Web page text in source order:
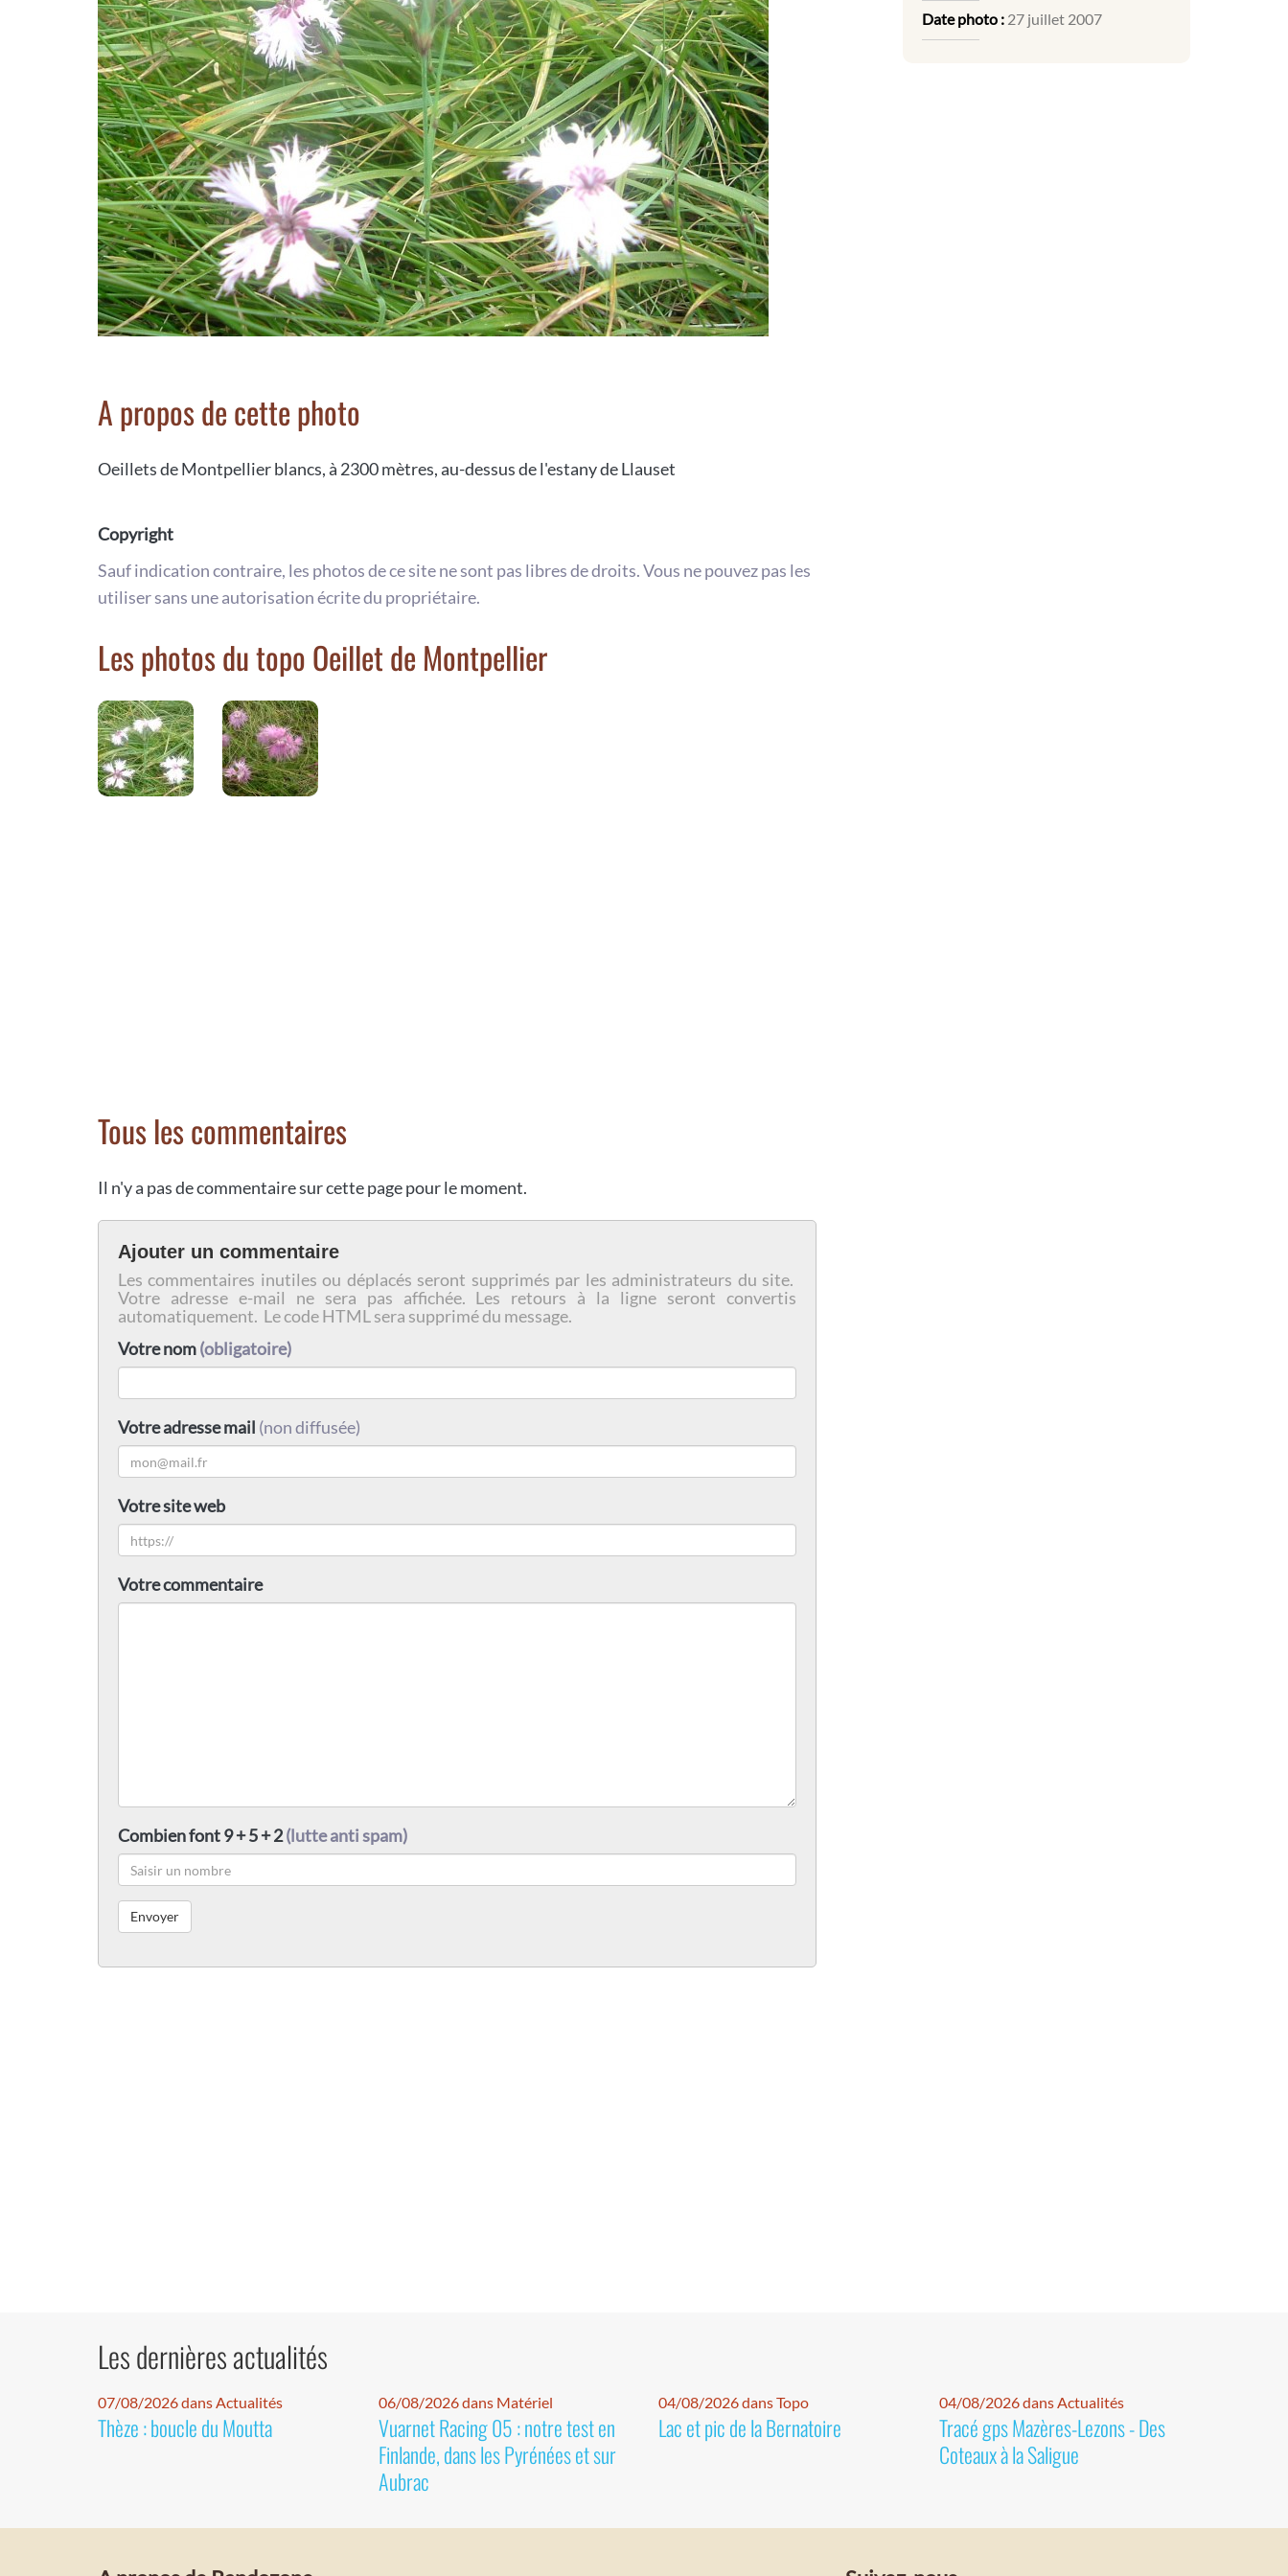
A propos de cette photo
Oeillets de Montpellier blancs, à 2300 mètres, au-dessus de l'estany de Llauset
Copyright
Sauf indication contraire, les photos de ce site ne sont pas libres de droits. Vous ne pouvez pas les
utiliser sans une autorisation écrite du propriétaire.
Les photos du topo Oeillet de Montpellier
Tous les commentaires
Il n'y a pas de commentaire sur cette page pour le moment.
Ajouter un commentaire
Les commentaires inutiles ou déplacés seront supprimés par les administrateurs du site.
Votre adresse e-mail ne sera pas affichée. Les retours à la ligne seront convertis
automatiquement. Le code HTML sera supprimé du message.
Votre nom(obligatoire)
Votre adresse mail (non diffusée)
Votre site web
Votre commentaire
Combien font 9 + 5 + 2(lutte anti spam)
Date photo : 27 juillet 2007
Les dernières actualités
07/08/2026 dans Actualités
Thèze : boucle du Moutta
06/08/2026 dans Matériel
Vuarnet Racing 05 : notre test en
Finlande, dans les Pyrénées et sur
Aubrac
04/08/2026 dans Topo
Lac et pic de la Bernatoire
04/08/2026 dans Actualités
Tracé gps Mazères-Lezons - Des
Coteaux à la Saligue